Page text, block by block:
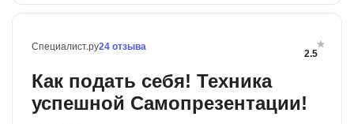
Как подать себя! Техника
успешной Самопрезентации!
Специалист.ру
2.5
24 отзыва